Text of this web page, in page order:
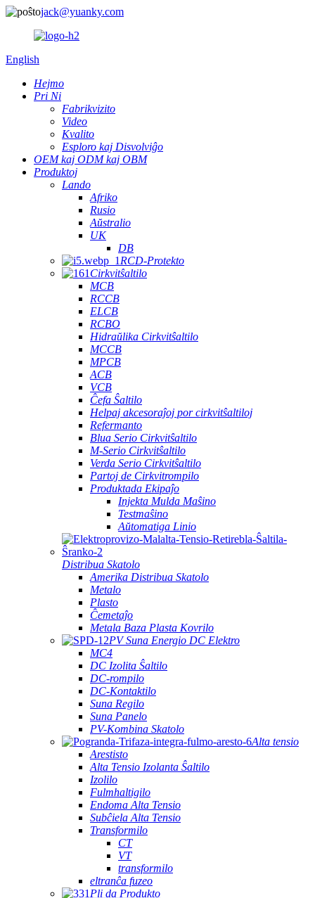
jack@yuanky.com
English
Hejmo
Pri Ni
Fabrikvizito
Video
Kvalito
Esploro kaj Disvolviĝo
OEM kaj ODM kaj OBM
Produktoj
Lando
Afriko
Rusio
Aŭstralio
UK
DB
RCD-Protekto
Cirkvitŝaltilo
MCB
RCCB
ELCB
RCBO
Hidraŭlika Cirkvitŝaltilo
MCCB
MPCB
ACB
VCB
Ĉefa Ŝaltilo
Helpaj akcesoraĵoj por cirkvitŝaltiloj
Refermanto
Blua Serio Cirkvitŝaltilo
M-Serio Cirkvitŝaltilo
Verda Serio Cirkvitŝaltilo
Partoj de Cirkvitrompilo
Produktada Ekipaĵo
Injekta Mulda Maŝino
Testmaŝino
Aŭtomatiga Linio
Distribua Skatolo
Amerika Distribua Skatolo
Metalo
Plasto
Ĉemetaĵo
Metala Baza Plasta Kovrilo
PV Suna Energio DC Elektro
MC4
DC Izolita Ŝaltilo
DC-rompilo
DC-Kontaktilo
Suna Regilo
Suna Panelo
PV-Kombina Skatolo
Alta tensio
Arestisto
Alta Tensio Izolanta Ŝaltilo
Izolilo
Fulmhaltigilo
Endoma Alta Tensio
Subĉiela Alta Tensio
Transformilo
CT
VT
transformilo
eltranĉa fuzeo
Pli da Produkto